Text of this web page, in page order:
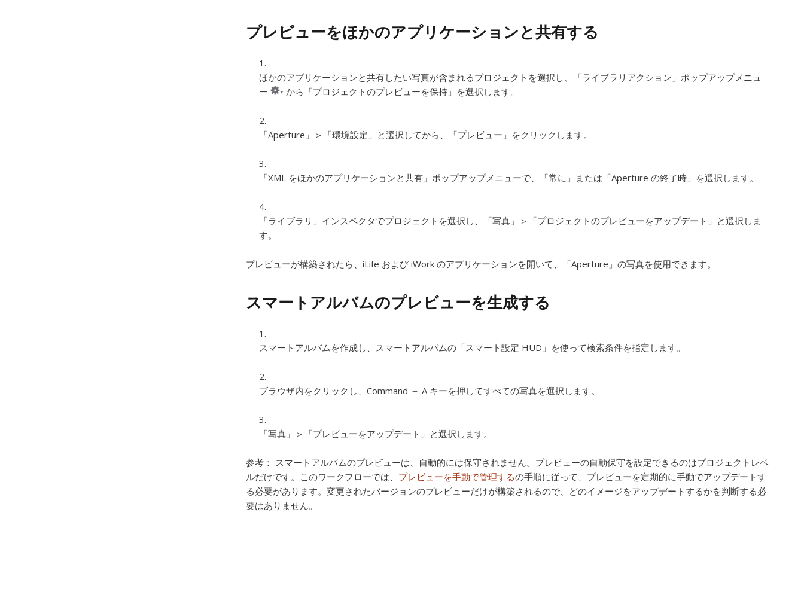
プレビューをほかのアプリケーションと共有する
ほかのアプリケーションと共有したい写真が含まれるプロジェクトを選択し、「ライブラリアクション」ポップアップメニュ
ー
から「プロジェクトのプレビューを保持」を選択します。
「Aperture」＞「環境設定」と選択してから、「プレビュー」をクリックします。
「XML をほかのアプリケーションと共有」ポップアップメニューで、「常に」または「Aperture の終了時」を選択します。
「ライブラリ」インスペクタでプロジェクトを選択し、「写真」＞「プロジェクトのプレビューをアップデート」と選択しま
す。
プレビューが構築されたら、iLife および iWork のアプリケーションを開いて、「Aperture」の写真を使用できます。
スマートアルバムのプレビューを生成する
スマートアルバムを作成し、スマートアルバムの「スマート設定 HUD」を使って検索条件を指定します。
ブラウザ内をクリックし、Command ＋ A キーを押してすべての写真を選択します。
「写真」＞「プレビューをアップデート」と選択します。
参考： スマートアルバムのプレビューは、自動的には保守されません。プレビューの自動保守を設定できるのはプロジェクトレベ
ルだけです。このワークフローでは、 プレビューを手動で管理するの手順に従って、プレビューを定期的に手動でアップデートす
る必要があります。変更されたバージョンのプレビューだけが構築されるので、どのイメージをアップデートするかを判断する必
要はありません。